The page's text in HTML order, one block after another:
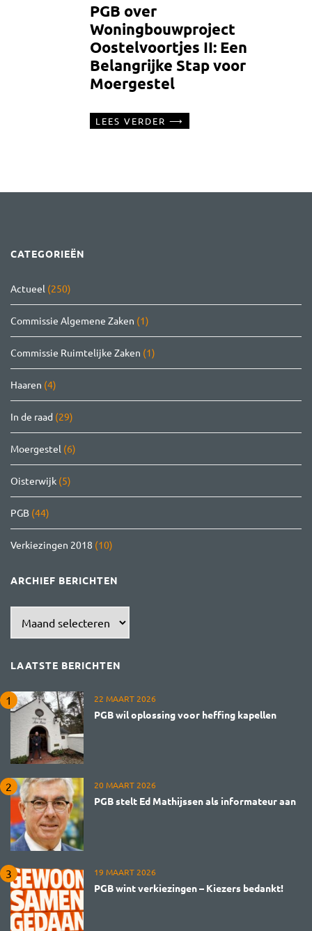
PGB over
Woningbouwproject
Oostelvoortjes II: Een
Belangrijke Stap voor
Moergestel
LEES VERDER
CATEGORIEËN
Actueel (250)
Commissie Algemene Zaken (1)
Commissie Ruimtelijke Zaken (1)
Haaren (4)
In de raad (29)
Moergestel (6)
Oisterwijk (5)
PGB (44)
Verkiezingen 2018 (10)
ARCHIEF BERICHTEN
berichten
LAATSTE BERICHTEN
22 MAART 2026
PGB wil oplossing voor heffing kapellen
20 MAART 2026
PGB stelt Ed Mathijssen als informateur aan
19 MAART 2026
PGB wint verkiezingen – Kiezers bedankt!